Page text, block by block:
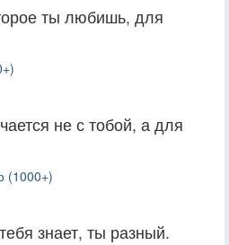
ты любишь, для
не с тобой, а для
(1000+)
знает, ты разный.